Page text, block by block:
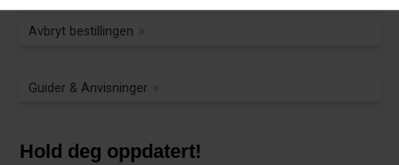
Avbryt bestillingen
Guider & Anvisninger
Hold deg oppdatert!